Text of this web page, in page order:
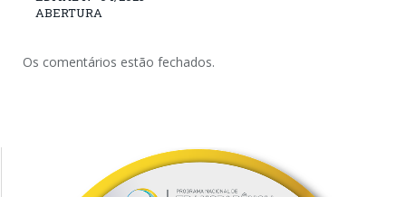
ABERTURA
Os comentários estão fechados.